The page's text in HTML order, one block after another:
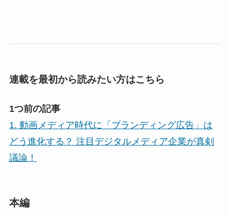
連載を最初から読みたい方はこちら
1つ前の記事
1. 動画メディア時代に「ブランディング広告」は
どう進化する？ 注目デジタルメディア企業が真剣
議論！
本編